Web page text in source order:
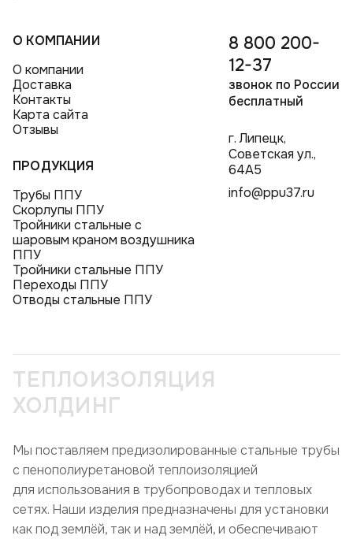
О КОМПАНИИ
О компании
Доставка
Контакты
Карта сайта
Отзывы
ПРОДУКЦИЯ
Трубы ППУ
Скорлупы ППУ
Тройники стальные с
шаровым краном воздушника
ППУ
Тройники стальные ППУ
Переходы ППУ
Отводы стальные ППУ
8 800 200-
12-37
звонок по России
бесплатный
г. Липецк,
Советская ул.,
64А5
info@ppu37.ru
ТЕПЛОИЗОЛЯЦИЯ
ХОЛДИНГ
Мы поставляем предизолированные стальные трубы
с пенополиуретановой теплоизоляцией
для использования в трубопроводах и тепловых
сетях. Наши изделия предназначены для установки
как под землёй, так и над землёй, и обеспечивают